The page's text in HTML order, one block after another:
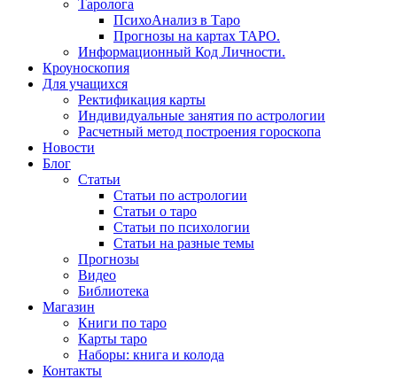
Таролога
ПсихоАнализ в Таро
Прогнозы на картах ТАРО.
Информационный Код Личности.
Кроуноскопия
Для учащихся
Ректификация карты
Индивидуальные занятия по астрологии
Расчетный метод построения гороскопа
Новости
Блог
Статьи
Статьи по астрологии
Статьи о таро
Статьи по психологии
Статьи на разные темы
Прогнозы
Видео
Библиотека
Магазин
Книги по таро
Карты таро
Наборы: книга и колода
Контакты